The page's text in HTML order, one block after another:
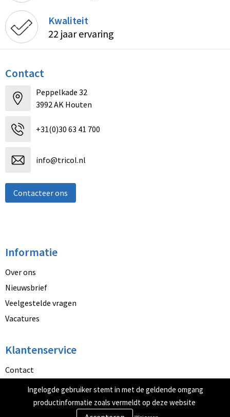
Kwaliteit
22 jaar ervaring
Contact
Peppelkade 32
3992 AK Houten
+31(0)30 63 41 700
info@tricol.nl
Contacteer ons
Informatie
Over ons
Nieuwsbrief
Veelgestelde vragen
Vacatures
Klantenservice
Contact
Betaalmethoden
Retourneren
Ingelogde gebruiker stemt in met de geldende omgang
productinformatie zoals vermeldt op deze website